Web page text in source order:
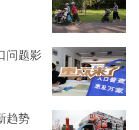
问题影
趋势